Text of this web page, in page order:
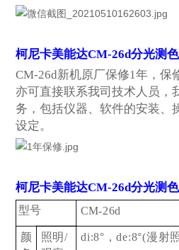
柯尼卡美能达CM-26d分光测
CM-26d新机原厂保修1年，保
亦可直接联系我司技术人员，
务，包括仪器、软件的安装、
设定。
柯尼卡美能达CM-26d分光测
型号
CM-26d
颜
照明/
di:8° ，de:8°(漫射